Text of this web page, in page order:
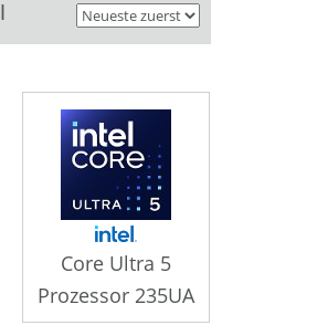
Core Ultra 5
Prozessor 235UA